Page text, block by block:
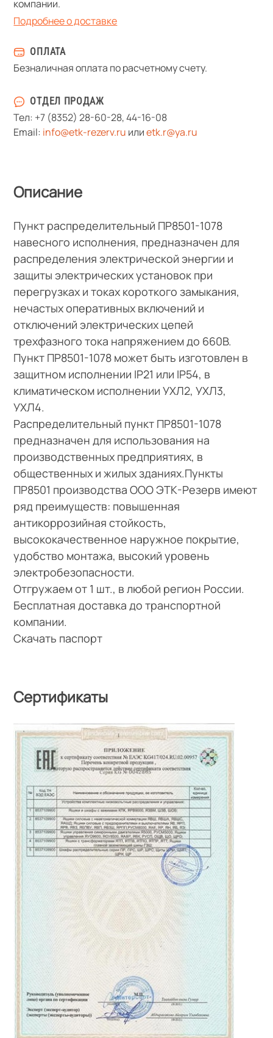
компании.
Подробнее о доставке
ОПЛАТА
Безналичная оплата по расчетному счету.
ОТДЕЛ ПРОДАЖ
Тел: +7 (8352) 28-60-28,44-16-08
Email: info@etk-rezerv.ru илиetk.r@ya.ru
Описание
Пункт распределительный ПР8501-1078
навесного исполнения, предназначен для
распределения электрической энергии и
защиты электрических установок при
перегрузках и токах короткого замыкания,
нечастых оперативных включений и
отключений электрических цепей
трехфазного тока напряжением до 660В.
Пункт ПР8501-1078 может быть изготовлен в
защитном исполнении IP21 или IP54, в
климатическом исполнении УХЛ2, УХЛ3,
УХЛ4.
Распределительный пункт ПР8501-1078
предназначен для использования на
производственных предприятиях, в
общественных и жилых зданиях.Пункты
ПР8501 производства ООО ЭТК-Резерв имеют
ряд преимуществ: повышенная
антикоррозийная стойкость,
высококачественное наружное покрытие,
удобство монтажа, высокий уровень
электробезопасности.
Отгружаем от 1 шт., в любой регион России.
Бесплатная доставка до транспортной
компании.
Скачать паспорт
Сертификаты